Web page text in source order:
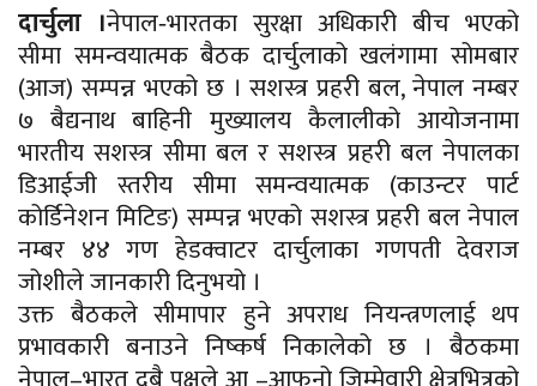
दार्चुला ।नेपाल‐भारतका सुरक्षा अधिकारी बीच भएको
सीमा समन्वयात्मक बैठक दार्चुलाको खलंगामा सोमबार
(आज) सम्पन्न भएको छ । सशस्त्र प्रहरी बल, नेपाल नम्बर
७ बैद्यनाथ बाहिनी मुख्यालय कैलालीको आयोजनामा
भारतीय सशस्त्र सीमा बल र सशस्त्र प्रहरी बल नेपालका
डिआईजी स्तरीय सीमा समन्वयात्मक (काउन्टर पार्ट
कोर्डिनेशन मिटिङ) सम्पन्न भएको सशस्त्र प्रहरी बल नेपाल
नम्बर ४४ गण हेडक्वाटर दार्चुलाका गणपती देवराज
जोशीले जानकारी दिनुभयो ।
उक्त बैठकले सीमापार हुने अपराध नियन्त्रणलाई थप
प्रभावकारी बनाउने निष्कर्ष निकालेको छ । बैठकमा